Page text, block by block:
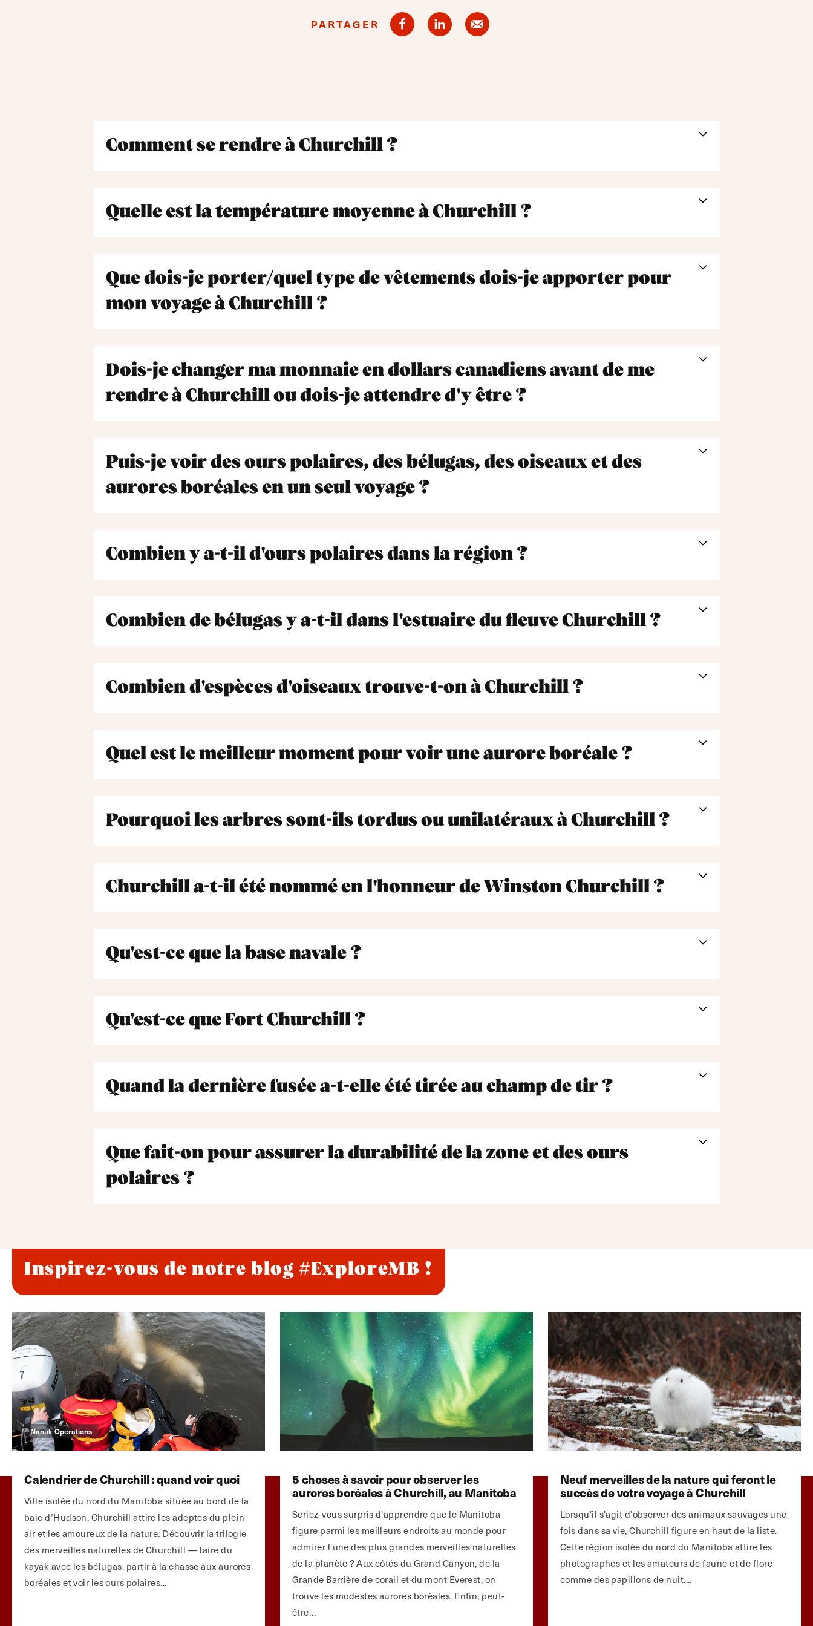
PARTAGER
Comment se rendre à Churchill ?
Quelle est la température moyenne à Churchill ?
Que dois-je porter/quel type de vêtements dois-je apporter pour
mon voyage à Churchill ?
Dois-je changer ma monnaie en dollars canadiens avant de me
rendre à Churchill ou dois-je attendre d'y être ?
Puis-je voir des ours polaires, des bélugas, des oiseaux et des
aurores boréales en un seul voyage ?
Combien y a-t-il d'ours polaires dans la région ?
Combien de bélugas y a-t-il dans l'estuaire du fleuve Churchill ?
Combien d'espèces d'oiseaux trouve-t-on à Churchill ?
Quel est le meilleur moment pour voir une aurore boréale ?
Pourquoi les arbres sont-ils tordus ou unilatéraux à Churchill ?
Churchill a-t-il été nommé en l'honneur de Winston Churchill ?
Qu'est-ce que la base navale ?
Qu'est-ce que Fort Churchill ?
Quand la dernière fusée a-t-elle été tirée au champ de tir ?
Que fait-on pour assurer la durabilité de la zone et des ours
polaires ?
Inspirez-vous de notre blog #ExploreMB !
Nanuk Operations
Calendrier de Churchill : quand voir quoi
Ville isolée du nord du Manitoba située au bord de la
baie d’Hudson, Churchill attire les adeptes du plein
air et les amoureux de la nature. Découvrir la trilogie
des merveilles naturelles de Churchill — faire du
kayak avec les bélugas, partir à la chasse aux aurores
boréales et voir les ours polaires...
5 choses à savoir pour observer les
aurores boréales à Churchill, au Manitoba
Seriez-vous surpris d'apprendre que le Manitoba
figure parmi les meilleurs endroits au monde pour
admirer l'une des plus grandes merveilles naturelles
de la planète ? Aux côtés du Grand Canyon, de la
Grande Barrière de corail et du mont Everest, on
trouve les modestes aurores boréales. Enfin, peut-
être…
Neuf merveilles de la nature qui feront le
succès de votre voyage à Churchill
Lorsqu'il s'agit d'observer des animaux sauvages une
fois dans sa vie, Churchill figure en haut de la liste.
Cette région isolée du nord du Manitoba attire les
photographes et les amateurs de faune et de flore
comme des papillons de nuit....